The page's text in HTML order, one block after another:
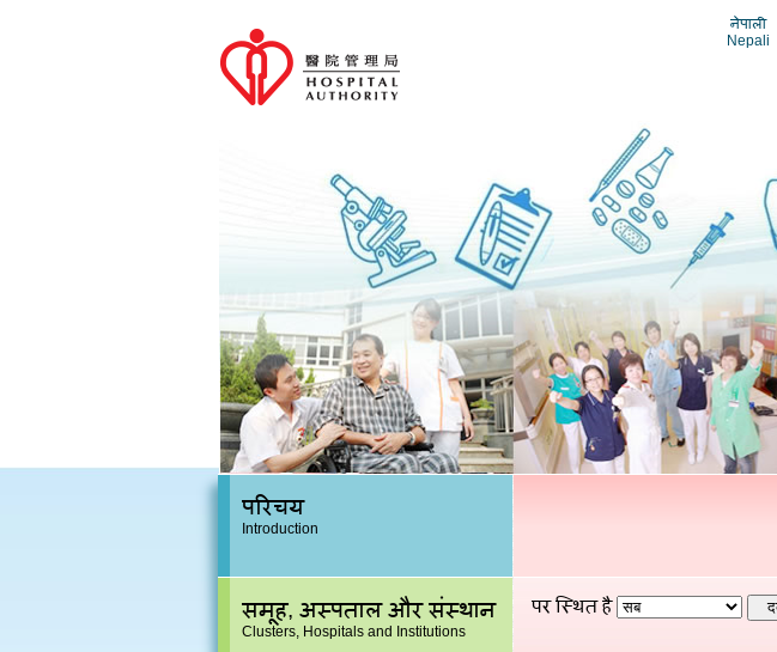
नेपाली
Nepali
परिचय
Introduction
समूह, अस्पताल और संस्थान
Clusters, Hospitals and Institutions
पर स्थित है